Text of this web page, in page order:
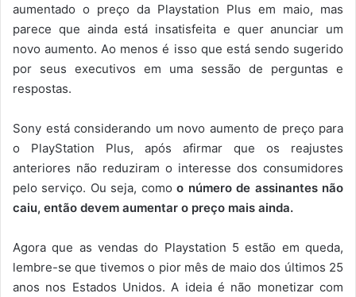
aumentado o preço da Playstation Plus em maio, mas
parece que ainda está insatisfeita e quer anunciar um
novo aumento. Ao menos é isso que está sendo sugerido
por seus executivos em uma sessão de perguntas e
respostas.
Sony está considerando um novo aumento de preço para
o PlayStation Plus, após afirmar que os reajustes
anteriores não reduziram o interesse dos consumidores
pelo serviço. Ou seja, como o número de assinantes não
caiu, então devem aumentar o preço mais ainda.
Agora que as vendas do Playstation 5 estão em queda,
lembre-se que tivemos o pior mês de maio dos últimos 25
anos nos Estados Unidos. A ideia é não monetizar com